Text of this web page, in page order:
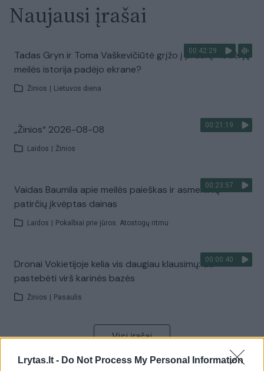
Lrytas.lt - Do Not Process My Personal Information
Naujausi įrašai
00:42:29
Tadas Gryn ir Toma Vaškevičiūtė grįžo į praeitį: kodėl jų
meilės istorija padėjo ekrane?
Žinios Lietuvos diena
00:21:19
„Žinios“ 2026-08-08
Laidos Žinios
00:23:57
Vaidas Baumila apie meilės paieškas ir asmeninių
patirčių įkvėptas dainas
Laidos Pokalbiai prie jūros. Atostogų ritmu
00:00:40
Dronai Vokietijoje kelia vis daugiau klausimų: du
pastebėti virš karinės bazės
Žinios Pasaulis
Visi įrašai